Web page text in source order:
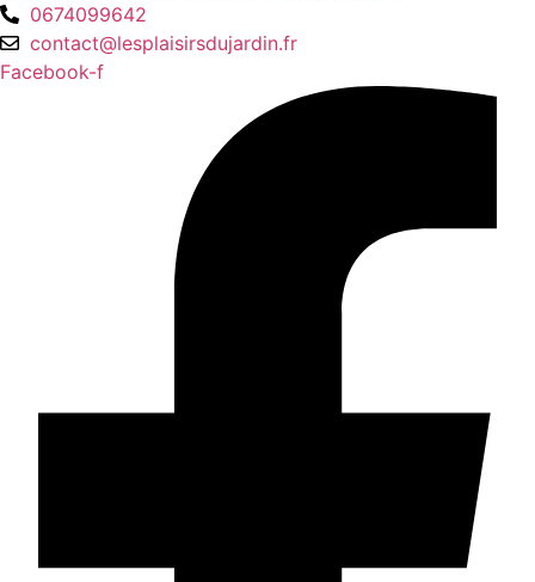
0674099642
contact@lesplaisirsdujardin.fr
Facebook-f